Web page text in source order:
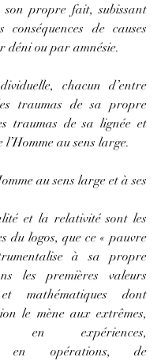
son propre fait, subissant
conséquences de causes
déni ou par amnésie.
chacun d’entre
traumas de sa propre
traumas de sa lignée et
au sens large.
au sens large et à ses
et la relativité sont les
du logos, que ce « pauvre
à sa propre
les premières valeurs
et mathématiques dont
le mène aux extrêmes,
en expériences,
en opérations, de